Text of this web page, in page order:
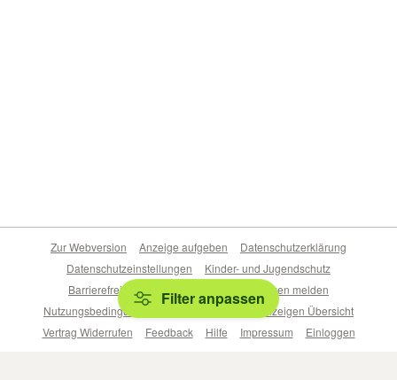
Filter anpassen
Zur Webversion Anzeige aufgeben
Datenschutzerklärung
Datenschutzeinstellungen
Kinder- und Jugendschutz
Barrierefreiheitserklärung
Sicherheitslücken melden
Nutzungsbedingungen
Beliebte Suchen
Anzeigen Übersicht
Vertrag Widerrufen
Feedback Hilfe Impressum Einloggen